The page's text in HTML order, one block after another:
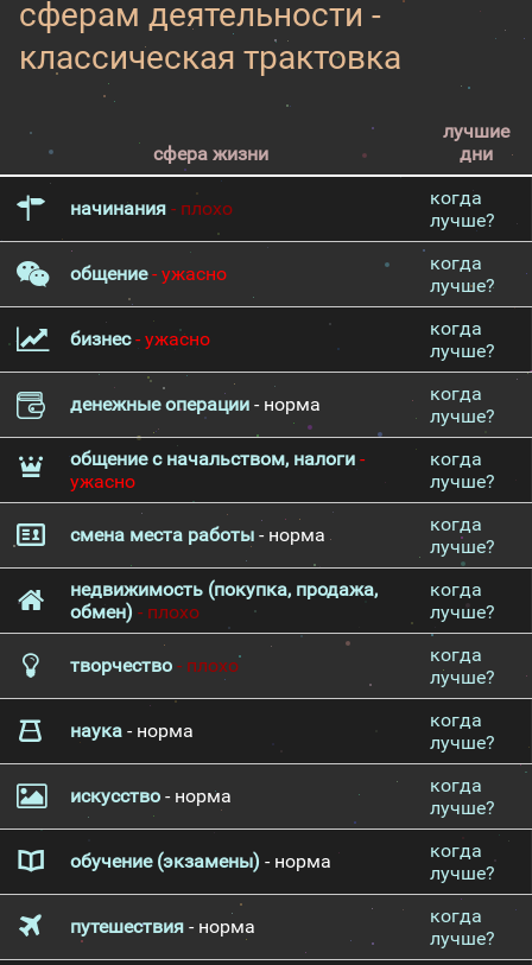
сферам деятельности -
классическая трактовка
сфера жизни
лучшие
дни
начинания - плохо
когда
лучше?
общение- ужасно
когда
лучше?
бизнес- ужасно
когда
лучше?
денежные операции - норма
когда
лучше?
общение с начальством, налоги -
ужасно
когда
лучше?
смена места работы - норма
когда
лучше?
недвижимость (покупка, продажа,
обмен) - плохо
когда
лучше?
творчество - плохо
когда
лучше?
наука - норма
когда
лучше?
искусство - норма
когда
лучше?
обучение (экзамены) - норма
когда
лучше?
путешествия - норма
когда
лучше?